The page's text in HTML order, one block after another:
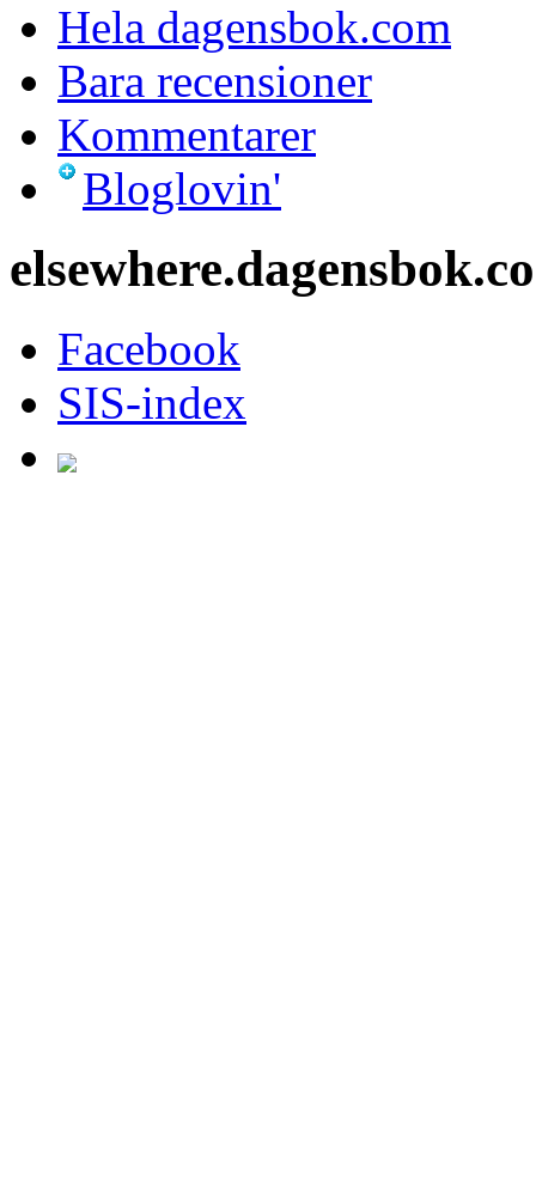
Hela dagensbok.com
Bara recensioner
Kommentarer
Bloglovin'
Facebook
SIS-index